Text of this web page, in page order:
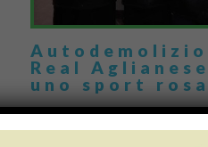
Real
uno sport
Autodemolizioni Dolfi, eccellenza
definito una collaborazione con